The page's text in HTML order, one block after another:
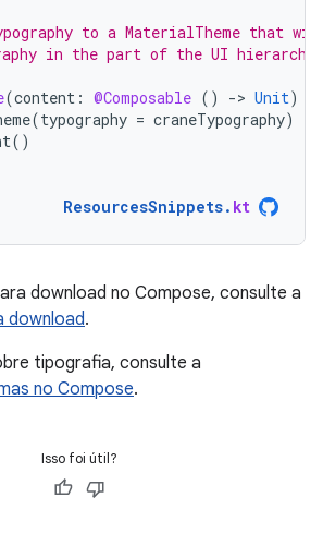
to a MaterialTheme that
in the part of the UI hierarchy
(content : @Composable () -> Unit)
(typography = craneTypography)
()
ResourcesSnippets. kt
download no Compose, consulte a
download.
tipografia, consulte a
no Compose.
Isso foi útil?